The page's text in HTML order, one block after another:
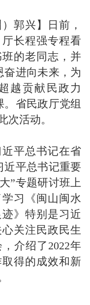
郭兴】日前，
长程强专程看
的老同志，并
奋进向未来，为
越贡献民政力
省民政厅党组
次活动。
平总书记在省
近平总书记重要
”专题研讨班上
习《闽山闽水
》特别是习近
关注民政民生
介绍了2022年
得的成效和新